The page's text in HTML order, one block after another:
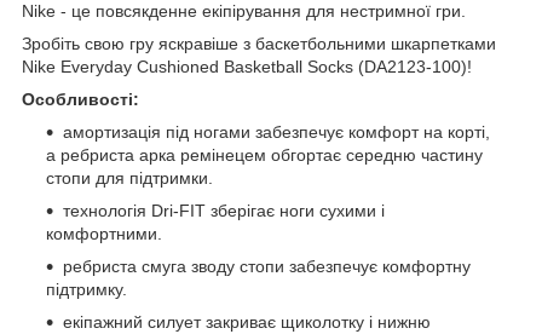
Nike - це повсякденне екіпірування для нестримної гри.
Зробіть свою гру яскравіше з баскетбольними шкарпетками
Nike Everyday Cushioned Basketball Socks (DA2123-100)!
Особливості:
амортизація під ногами забезпечує комфорт на корті,
а ребриста арка ремінецем обгортає середню частину
стопи для підтримки.
технологія Dri-FIT зберігає ноги сухими і
комфортними.
ребриста смуга зводу стопи забезпечує комфортну
підтримку.
екіпажний силует закриває щиколотку і нижню